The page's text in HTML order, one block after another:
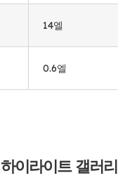
14엘
0.6엘
하이라이트 갤러리